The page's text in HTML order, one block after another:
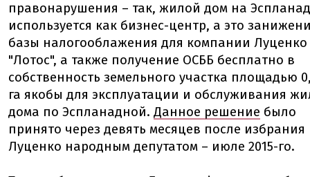
правонарушения – так, жилой дом на
используется как бизнес-центр, а это
базы налогооблажения для компании
"Лотос", а также получение ОСББ бесплатно в
собственность земельного участка площадью
га якобы для эксплуатации и обслуживания
дома по Эспланадной. Данное решение было
принято через девять месяцев после избрания
Луценко народным депутатом – июле 2015-го.